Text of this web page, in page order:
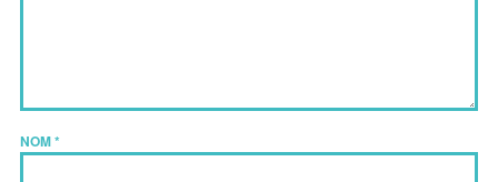
NOM*